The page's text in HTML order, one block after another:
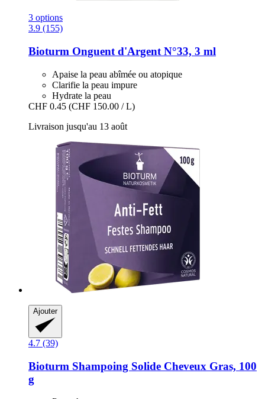
3 options
3.9 (155)
Bioturm Onguent d'Argent N°33, 3 ml
Apaise la peau abîmée ou atopique
Clarifie la peau impure
Hydrate la peau
CHF 0.45 (CHF 150.00 / L)
Livraison jusqu'au 13 août
Ajouter
4.7 (39)
Bioturm Shampoing Solide Cheveux Gras, 100
g